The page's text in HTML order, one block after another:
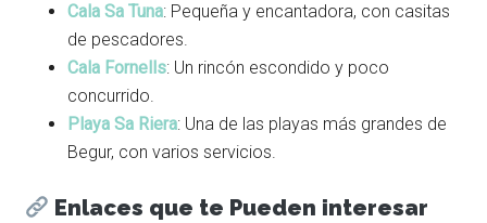
Cala Sa Tuna: Pequeña y encantadora, con casitas
de pescadores.
Cala Fornells: Un rincón escondido y poco
concurrido.
Playa Sa Riera: Una de las playas más grandes de
Begur, con varios servicios.
Enlaces que te Pueden interesar